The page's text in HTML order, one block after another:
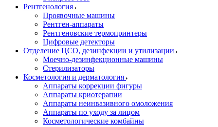
Рентгенология
Проявочные машины
Рентген-аппараты
Рентгеновские термопринтеры
Цифровые детекторы
Отделение ЦСО, дезинфекции и утилизации
Моечно-дезинфекционные машины
Стерилизаторы
Косметология и дерматология
Аппараты коррекции фигуры
Аппараты криотерапии
Аппараты неинвазивного омоложения
Аппараты по уходу за лицом
Косметологические комбайны